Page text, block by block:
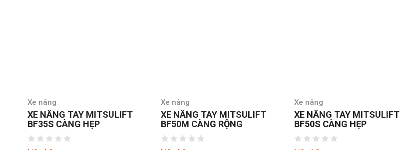
Xe nâng
XE NÂNG TAY MITSULIFT
BF35S CÀNG HẸP
Xe nâng
XE NÂNG TAY MITSULIFT
BF50M CÀNG RỘNG
Xe nâng
XE NÂNG TAY MITSULIFT
BF50S CÀNG HẸP